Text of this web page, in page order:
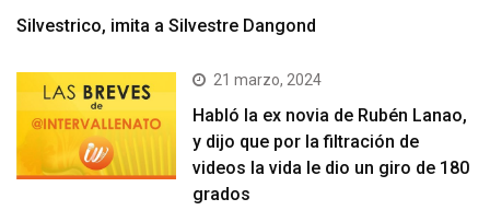
Silvestrico, imita a Silvestre Dangond
21 marzo, 2024
Habló la ex novia de Rubén Lanao,
y dijo que por la filtración de
videos la vida le dio un giro de 180
grados